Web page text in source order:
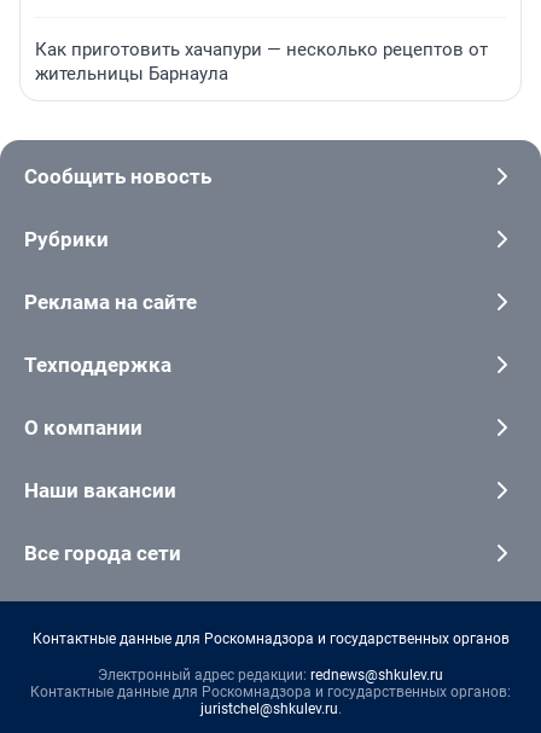
Как приготовить хачапури — несколько рецептов от
жительницы Барнаула
Сообщить новость
Рубрики
Реклама на сайте
Техподдержка
О компании
Наши вакансии
Все города сети
Контактные данные для Роскомнадзора и государственных органов
Электронный адрес редакции: rednews@shkulev.ru
Контактные данные для Роскомнадзора и государственных органов:
juristchel@shkulev.ru.